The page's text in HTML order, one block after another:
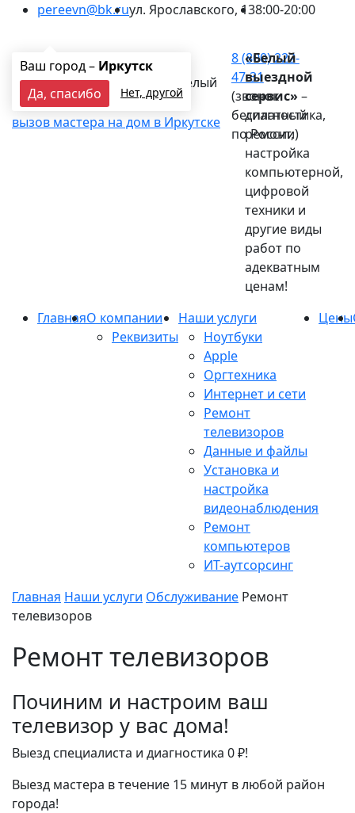
pereevn@bk.ruул. Ярославского, 138:00-20:00
Ваш город – Иркутск
Да, спасибо
Нет, другой
Белый
выездной сервис
вызов мастера на дом в Иркутске
8 (800) 222-
47-31
(звонок
бесплатный
по России)
«Белый
выездной
сервис» –
диагностика,
ремонт,
настройка
компьютерной,
цифровой
техники и
другие виды
работ по
адекватным
ценам!
ГлавнаяО компании
Реквизиты
Наши услуги
Ноутбуки
Apple
Оргтехника
Интернет и сети
Ремонт
телевизоров
Данные и файлы
Установка и
настройка
видеонаблюдения
Ремонт
компьютеров
ИТ-аутсорсинг
Цены
Главная Наши услуги Обслуживание Ремонт
телевизоров
Ремонт телевизоров
Починим и настроим ваш
телевизор у вас дома!
Выезд специалиста и диагностика 0 ₽!
Выезд мастера в течение 15 минут в любой район
города!